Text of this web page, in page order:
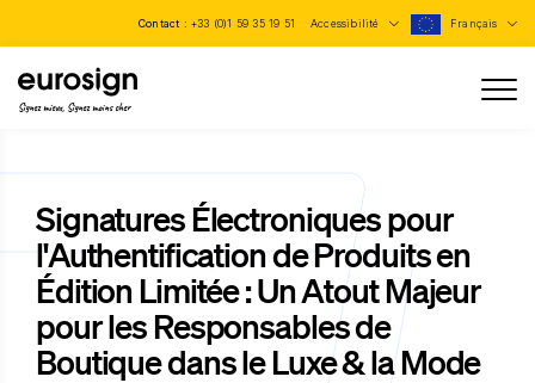
Contact : +33 (0)1 59 35 19 51 Accessibilité Français
Signez mieux, Signez moins cher
Signatures Électroniques pour
l'Authentification de Produits en
Édition Limitée : Un Atout Majeur
pour les Responsables de
Boutique dans le Luxe & la Mode